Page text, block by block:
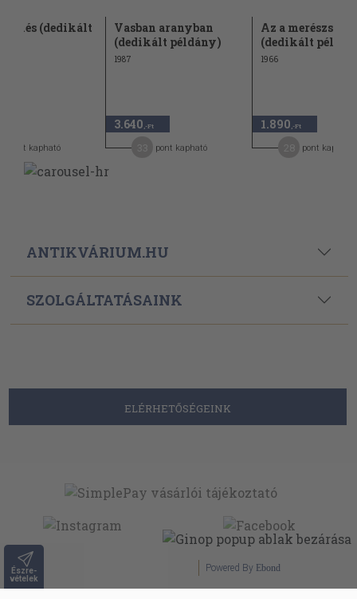
Észre-
vételek
ölelés (dedikált
pont kapható
Vasban aranyban
(dedikált példány)
1987
3.640 ,-Ft
pont kapható
Az a merészség
(dedikált
1966
1.890 ,-Ft
pont kapható
ANTIKVÁRIUM.HU
SZOLGÁLTATÁSAINK
ELÉRHETŐSÉGEINK
Powered By Ebond